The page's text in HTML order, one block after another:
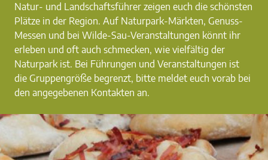
Natur- und Landschaftsführer zeigen euch die schönsten
Plätze in der Region. Auf Naturpark-Märkten, Genuss-
Messen und bei Wilde-Sau-Veranstaltungen könnt ihr
erleben und oft auch schmecken, wie vielfältig der
Naturpark ist. Bei Führungen und Veranstaltungen ist
die Gruppengröße begrenzt, bitte meldet euch vorab bei
den angegebenen Kontakten an.